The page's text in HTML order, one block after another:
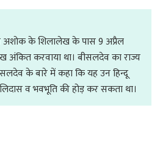
अशोक के शिलालेख के पास 9 अप्रैल
अंकित करवाया था। बीसलदेव का राज्य
के बारे में कहा कि यह उन हिन्दू
व भवभूति की होड़ कर सकता था।